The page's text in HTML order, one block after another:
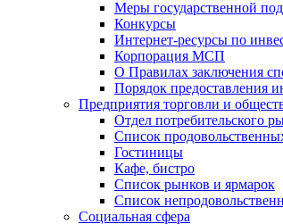
Меры государственной
Конкурсы
Интернет-ресурсы по
Корпорация МСП
О Правилах заключения
Порядок предоставления
Предприятия торговли и
Отдел потребительского
Список
Гостиницы
Кафе, бистро
Cписок рынков и ярмарок
Список
Социальная сфера